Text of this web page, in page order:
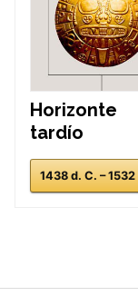
Horizonte
tardío
1438 d. C. – 1532